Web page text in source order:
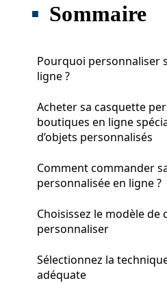
Sommaire
Pourquoi personnaliser
ligne ?
Acheter sa casquette
boutiques en ligne
d’objets personnalisés
Comment commander
personnalisée en ligne ?
Choisissez le modèle de
personnaliser
Sélectionnez la
adéquate